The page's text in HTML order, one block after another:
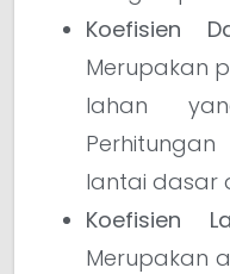
Koefisien
Merupakan
lahan
lantai dasar
Koefisien
Merupakan